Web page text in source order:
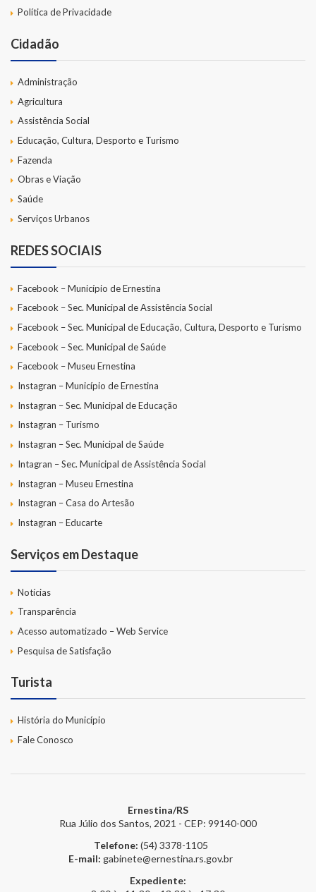
Política de Privacidade
Cidadão
Administração
Agricultura
Assistência Social
Educação, Cultura, Desporto e Turismo
Fazenda
Obras e Viação
Saúde
Serviços Urbanos
REDES SOCIAIS
Facebook – Município de Ernestina
Facebook – Sec. Municipal de Assistência Social
Facebook – Sec. Municipal de Educação, Cultura, Desporto e Turismo
Facebook – Sec. Municipal de Saúde
Facebook – Museu Ernestina
Instagran – Município de Ernestina
Instagran – Sec. Municipal de Educação
Instagran – Turismo
Instagran – Sec. Municipal de Saúde
Intagran – Sec. Municipal de Assistência Social
Instagran – Museu Ernestina
Instagran – Casa do Artesão
Instagran – Educarte
Serviços em Destaque
Notícias
Transparência
Acesso automatizado – Web Service
Pesquisa de Satisfação
Turista
História do Município
Fale Conosco
Ernestina/RS
Rua Júlio dos Santos, 2021 - CEP: 99140-000
Telefone: (54) 3378-1105
E-mail: gabinete@ernestina.rs.gov.br
Expediente: